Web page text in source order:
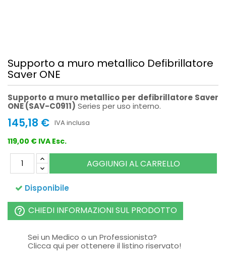
Supporto a muro metallico Defibrillatore
Saver ONE
Supporto a muro metallico per defibrillatore Saver
ONE (SAV-C0911) Series per uso interno.
145,18 € IVA inclusa
119,00 € IVA Esc.
AGGIUNGI AL CARRELLO
Disponibile
help_outline CHIEDI INFORMAZIONI SUL PRODOTTO
Sei un Medico o un Professionista?
Clicca qui per ottenere il listino riservato!